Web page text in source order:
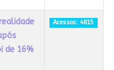
de 16%
Acessos: 4815